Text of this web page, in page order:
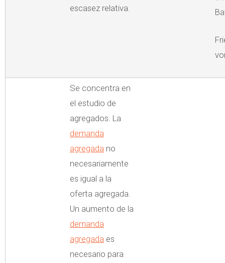
escasez relativa.
Se concentra en
el estudio de
agregados. La
demanda
agregada no
necesariamente
es igual a la
oferta agregada.
Un aumento de la
demanda
agregada es
necesario para